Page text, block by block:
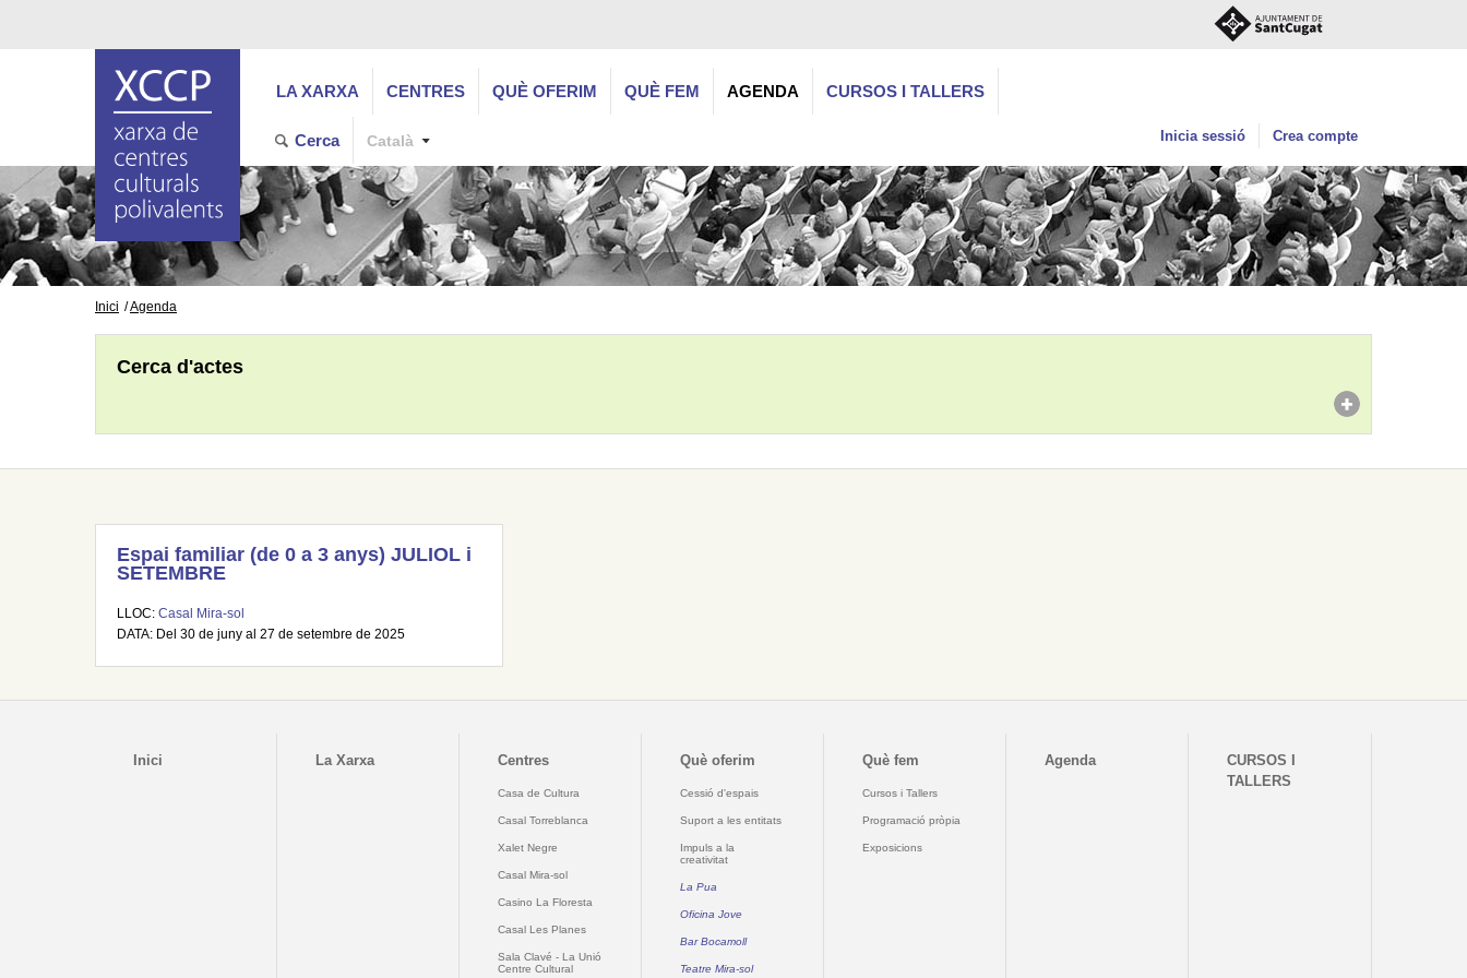
LA XARXA CENTRES QUÈ OFERIM QUÈ FEM AGENDA CURSOS I TALLERS
Cerca Català Inicia sessió Crea compte
Inici Agenda
Cerca d'actes
Espai familiar (de 0 a 3 anys) JULIOL i
SETEMBRE
LLOC: Casal Mira-sol
DATA: Del 30 de juny al 27 de setembre de 2025
Inici La Xarxa Centres
Casa de Cultura
Casal Torreblanca
Xalet Negre
Casal Mira-sol
Casino La Floresta
Casal Les Planes
Sala Clavé - La Unió
Centre Cultural
Què oferim
Cessió d'espais
Suport a les entitats
Impuls a la
creativitat
La Pua
Oficina Jove
Bar Bocamoll
Teatre Mira-sol
Què fem
Cursos i Tallers
Programació pròpia
Exposicions
Agenda
CURSOS I
TALLERS